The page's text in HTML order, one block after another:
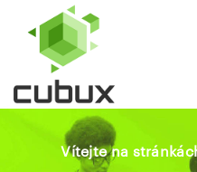
Vítejte na